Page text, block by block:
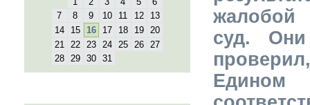
7
8 9 10 11 12
13
14
15 16 17 18 19
20
21
22 23 24 25 26
27
28
29 30 31
суд.